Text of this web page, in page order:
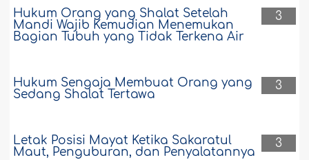
3
Hukum Orang yang Shalat Setelah
Mandi Wajib Kemudian Menemukan
Bagian Tubuh yang Tidak Terkena Air
3
Hukum Sengaja Membuat Orang yang
Sedang Shalat Tertawa
3
Letak Posisi Mayat Ketika Sakaratul
Maut, Penguburan, dan Penyalatannya